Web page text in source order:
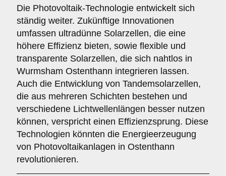
Die Photovoltaik-Technologie entwickelt sich
ständig weiter. Zukünftige Innovationen
umfassen ultradünne Solarzellen, die eine
höhere Effizienz bieten, sowie flexible und
transparente Solarzellen, die sich nahtlos in
Wurmsham Ostenthann integrieren lassen.
Auch die Entwicklung von Tandemsolarzellen,
die aus mehreren Schichten bestehen und
verschiedene Lichtwellenlängen besser nutzen
können, verspricht einen Effizienzsprung. Diese
Technologien könnten die Energieerzeugung
von Photovoltaikanlagen in Ostenthann
revolutionieren.